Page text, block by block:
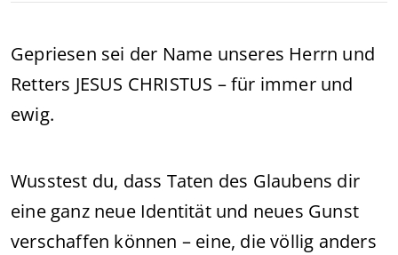
Gepriesen sei der Name unseres Herrn und
Retters JESUS CHRISTUS – für immer und
ewig.
Wusstest du, dass Taten des Glaubens dir
eine ganz neue Identität und neues Gunst
verschaffen können – eine, die völlig anders